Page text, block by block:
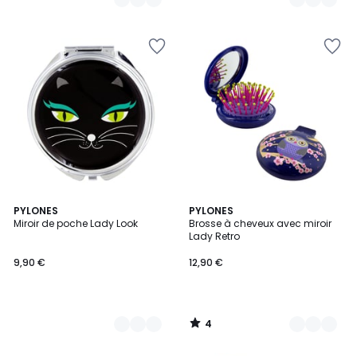
PYLONES
Miroir de poche Lady Look
9,90 €
12
Couleurs
PYLONES
Brosse à cheveux avec miroir
Lady Retro
12,90 €
4
/
5
27
Couleurs
4
/